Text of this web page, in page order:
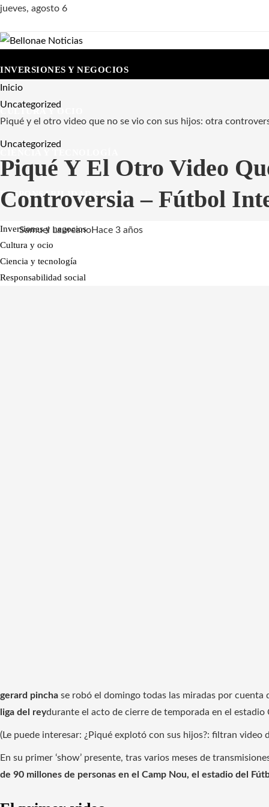
jueves, agosto 6
INVERSIONES Y NEGOCIOS
CULTURA Y OCIO
RESPONSABILIDAD SOCIAL
Inversiones y negocios
Cultura y ocio
Ciencia y tecnología
Responsabilidad social
Inicio
Uncategorized
Piqué y el otro video que no se vio con sus hijos: otra
Uncategorized
Piqué Y El Otro Video
Controversia – Fútbol
Samuel LaureanoHace 3 años
gerard pincha se robó el domingo todas las miradas por
liga del reydurante el acto de cierre de temporada en el estadio
(Le puede interesar: ¿Piqué explotó con sus hijos?: filtran video
En su primer ‘show’ presente, tras varios meses de
de 90 millones de personas en el Camp Nou, el estadio del